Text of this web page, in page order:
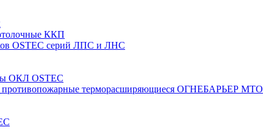
ККП
OSTEC серий ЛПС и ЛНС
ОКЛ OSTEC
противопожарные терморасширяющиеся ОГНЕБАРЬЕР МТО